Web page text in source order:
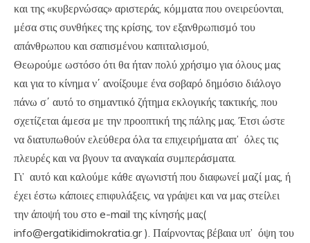
και της «κυβερνώσας» αριστεράς, κόμματα που ονειρεύονται,
μέσα στις συνθήκες της κρίσης, τον εξανθρωπισμό του
απάνθρωπου και σαπισμένου καπιταλισμού,
Θεωρούμε ωστόσο ότι θα ήταν πολύ χρήσιμο για όλους μας
και για το κίνημα ν΄ ανοίξουμε ένα σοβαρό δημόσιο διάλογο
πάνω σ΄ αυτό το σημαντικό ζήτημα εκλογικής τακτικής, που
σχετίζεται άμεσα με την προοπτική της πάλης μας. Έτσι ώστε
να διατυπωθούν ελεύθερα όλα τα επιχειρήματα απ’ όλες τις
πλευρές και να βγουν τα αναγκαία συμπεράσματα.
Γι’ αυτό και καλούμε κάθε αγωνιστή που διαφωνεί μαζί μας, ή
έχει έστω κάποιες επιφυλάξεις, να γράψει και να μας στείλει
την άποψή του στο e-mail της κίνησής μας(
info@ergatikidimokratia.gr ). Παίρνοντας βέβαια υπ’ όψη του